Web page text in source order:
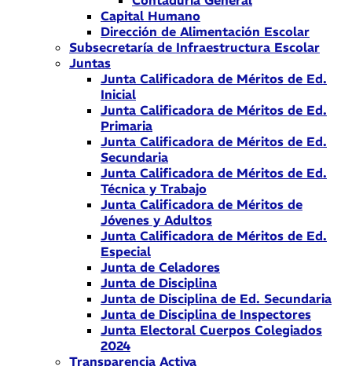
Capital Humano
Dirección de Alimentación Escolar
Subsecretaría de Infraestructura Escolar
Juntas
Junta Calificadora de Méritos de Ed.
Inicial
Junta Calificadora de Méritos de Ed.
Primaria
Junta Calificadora de Méritos de Ed.
Secundaria
Junta Calificadora de Méritos de Ed.
Técnica y Trabajo
Junta Calificadora de Méritos de
Jóvenes y Adultos
Junta Calificadora de Méritos de Ed.
Especial
Junta de Celadores
Junta de Disciplina
Junta de Disciplina de Ed. Secundaria
Junta de Disciplina de Inspectores
Junta Electoral Cuerpos Colegiados
2024
Transparencia Activa